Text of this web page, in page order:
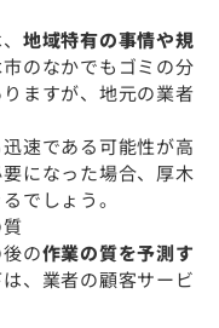
地域特有の事情や規
のなかでもゴミの分
ますが、地元の業者
速である可能性が高
になった場合、厚木
でしょう。
の作業の質を予測す
、業者の顧客サービ